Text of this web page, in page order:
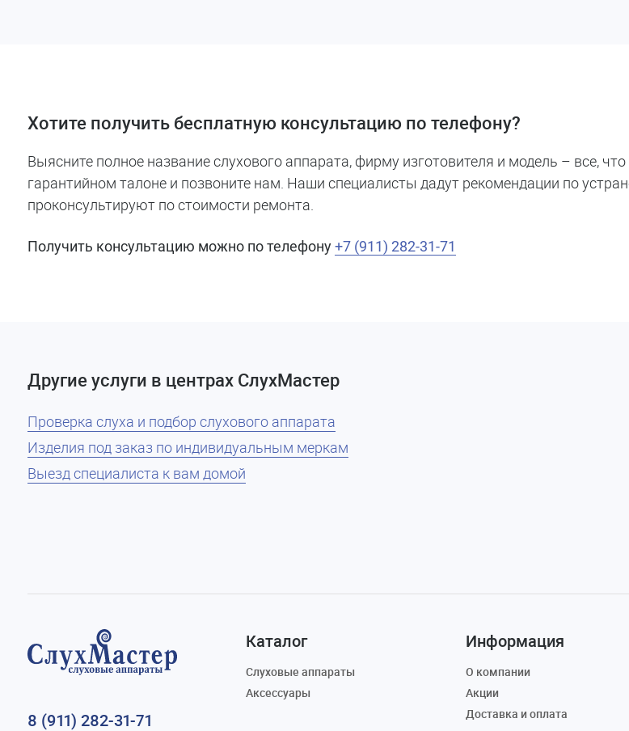
Хотите получить бесплатную консультацию по телефону?
Выясните полное название слухового аппарата, фирму изготовителя и модель – все,
гарантийном талоне и позвоните нам. Наши специалисты дадут рекомендации по
проконсультируют по стоимости ремонта.
Получить консультацию можно по телефону+7 (911) 282-31-71
Другие услуги в центрах СлухМастер
Проверка слуха и подбор слухового аппарата
Изделия под заказ по индивидуальным меркам
Выезд специалиста к вам домой
8 (911) 282-31-71
Каталог
Слуховые аппараты
Аксессуары
Информация
О компании
Акции
Доставка и оплата